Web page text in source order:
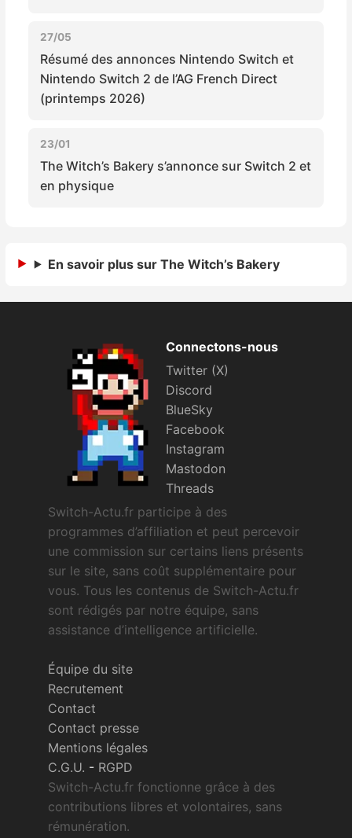
27/05
Résumé des annonces Nintendo Switch et
Nintendo Switch 2 de l’AG French Direct
(printemps 2026)
23/01
The Witch’s Bakery s’annonce sur Switch 2 et
en physique
En savoir plus sur The Witch’s Bakery
Connectons-nous
Twitter (X)
Discord
BlueSky
Facebook
Instagram
Mastodon
Threads
Switch-Actu.fr participe à des
programmes d’affiliation et peut percevoir
une commission sur certains liens présents
sur le site, sans coût supplémentaire pour
vous. Tous les contenus de Switch-Actu.fr
sont rédigés par notre équipe, sans
assistance d’intelligence artificielle.
Équipe du site
Recrutement
Contact
Contact presse
Mentions légales
C.G.U. - RGPD
Switch-Actu.fr fonctionne grâce à des
contributions libres et volontaires, sans
rémunération.